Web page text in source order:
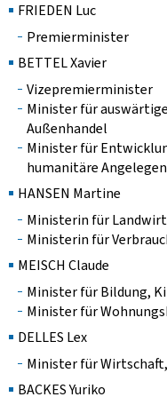
FRIEDEN Luc
Premierminister
BETTEL Xavier
Vizepremierminister
Minister für
Außenhandel
Minister für
humanitäre
HANSEN Martine
Ministerin für
Ministerin für
MEISCH Claude
Minister für Bildung,
Minister für
DELLES Lex
Minister für
BACKES Yuriko